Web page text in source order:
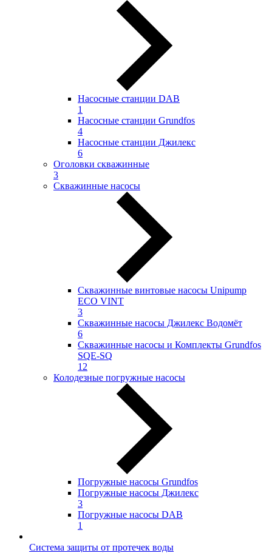
Насосные станции DAB
1
Насосные станции Grundfos
4
Насосные станции Джилекс
6
Оголовки скважинные
3
Скважинные насосы
Скважинные винтовые насосы Unipump
ECO VINT
3
Скважинные насосы Джилекс Водомёт
6
Скважинные насосы и Комплекты Grundfos
SQE-SQ
12
Колодезные погружные насосы
Погружные насосы Grundfos
Погружные насосы Джилекс
3
Погружные насосы DAB
1
Система защиты от протечек воды